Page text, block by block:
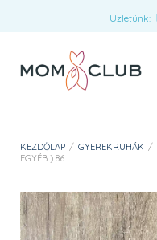
Üzletünk:
KEZDŐLAP / GYEREKRUHÁK /
EGYÉB ) 86